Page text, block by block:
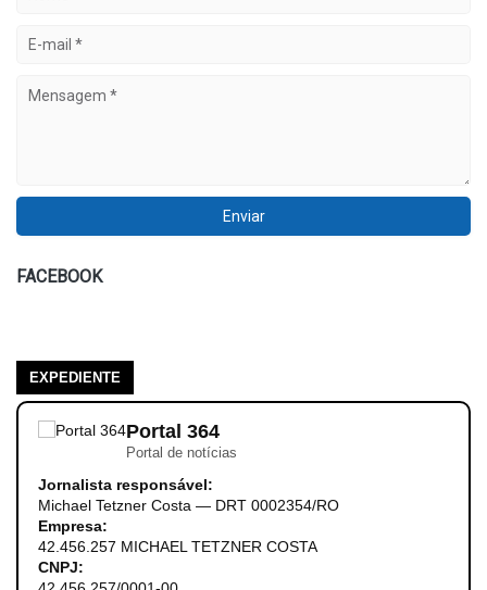
FACEBOOK
EXPEDIENTE
Portal 364
Portal de notícias
Jornalista responsável:
Michael Tetzner Costa — DRT 0002354/RO
Empresa:
42.456.257 MICHAEL TETZNER COSTA
CNPJ: